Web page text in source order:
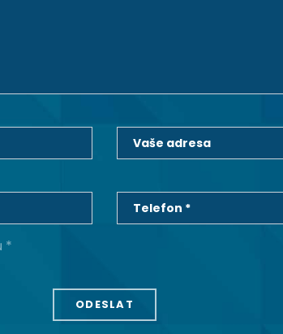
Vaše adresa
Telefon *
*